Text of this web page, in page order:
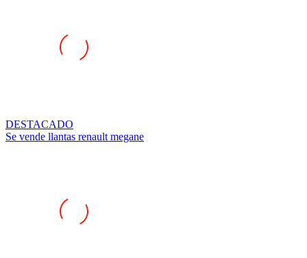
Se vende llantas renault megane